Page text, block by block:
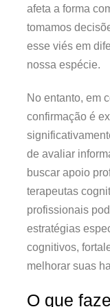
afeta a forma
tomamos
esse viés em
nossa espécie.
No entanto, em
confirmação é
de avaliar
buscar apoio
terapeutas
profissionais
estratégias
cognitivos,
melhorar suas
O que